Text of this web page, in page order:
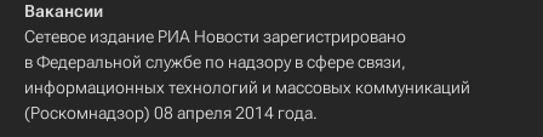
Вакансии
Сетевое издание РИА Новости зарегистрировано
в Федеральной службе по надзору в сфере связи,
информационных технологий и массовых коммуникаций
(Роскомнадзор) 08 апреля 2014 года.